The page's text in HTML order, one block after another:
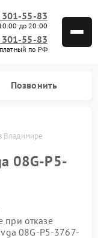
301-55-83
до 20:00
301-55-83
по РФ
Позвонить
Владимире
08G-P5-
при отказе
08G-P5-3767-